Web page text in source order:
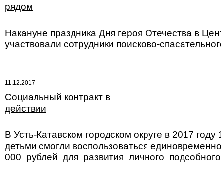
рядом
Накануне праздника Дня героя Отечества в
участвовали сотрудники поисково-
11.12.2017
Социальный контракт в
действии
В Усть-Катавском городском округе в 2017
детьми смогли воспользоваться
000 рублей для развития личного